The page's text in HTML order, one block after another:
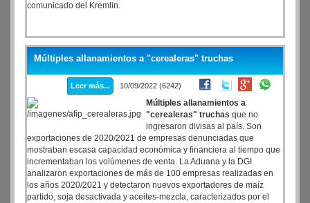
comunicado del Kremlin.
Múltiples allanamientos a "cerealeras" truchas
Leer más... 10/09/2022 (6242)
Múltiples allanamientos a
"cerealeras" truchas que no
ingresaron divisas al país. Son
exportaciones de 2020/2021 de empresas denunciadas que
mostraban escasa capacidad económica y financiera al tiempo que
incrementaban los volúmenes de venta. La Aduana y la DGI
analizaron exportaciones de más de 100 empresas realizadas en
los años 2020/2021 y detectaron nuevos exportadores de maíz
partido, soja desactivada y aceites-mezcla, caracterizados por el